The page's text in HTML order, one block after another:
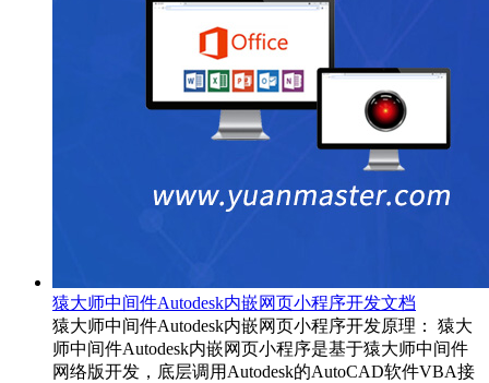
猿大师中间件Autodesk内嵌网页小程序开发文档
猿大师中间件Autodesk内嵌网页小程序开发原理： 猿大
师中间件Autodesk内嵌网页小程序是基于猿大师中间件
网络版开发，底层调用Autodesk的AutoCAD软件VBA接